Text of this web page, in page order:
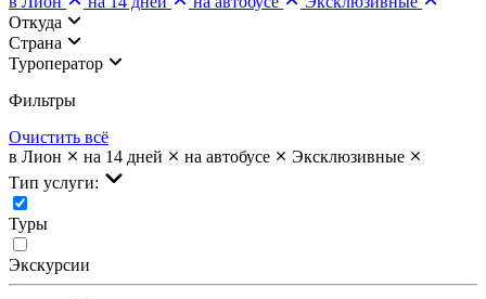
Откуда
Страна
Туроператор
Фильтры
Очистить всё
в Лион
на 14 дней на автобусе
Эксклюзивные
Тип услуги:
Туры
Экскурсии